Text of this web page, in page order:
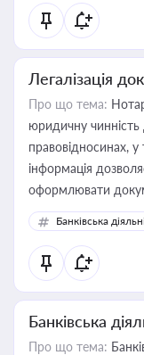
статусу суб'єктів
Легалізація
Про що тема:
юридичну чинність
правовідносинах,
інформація
оформлювати
забезпечувати їх
контрагентами
Банківська
Банківська
Про що тема: